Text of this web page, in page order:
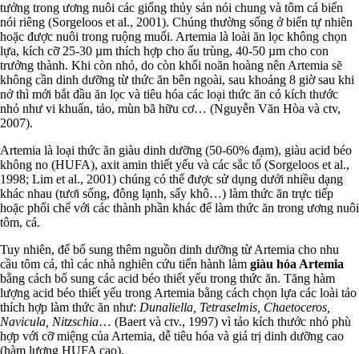
tưởng trong ương nuôi các giống thủy sản nói chung và tôm cá biển
nói riêng (Sorgeloos et al., 2001). Chúng thường sống ở biển tự nhiên
hoặc được nuôi trong ruộng muối. Artemia là loài ăn lọc không chọn
lựa, kích cỡ 25-30 µm thích hợp cho ấu trùng, 40-50 µm cho con
trưởng thành. Khi còn nhỏ, do còn khối noãn hoàng nên Artemia sẽ
không cần dinh dưỡng từ thức ăn bên ngoài, sau khoảng 8 giờ sau khi
nở thì mới bắt đầu ăn lọc và tiêu hóa các loại thức ăn có kích thước
nhỏ như vi khuẩn, tảo, mùn bã hữu cơ… (Nguyễn Văn Hòa và ctv,
2007).
Artemia là loại thức ăn giàu dinh dưỡng (50-60% đạm), giàu acid béo
không no (HUFA), axit amin thiết yếu và các sắc tố (Sorgeloos et al.,
1998; Lim et al., 2001) chúng có thể được sử dụng dưới nhiều dạng
khác nhau (tươi sống, đông lạnh, sấy khô…) làm thức ăn trực tiếp
hoặc phối chế với các thành phần khác để làm thức ăn trong ương nuôi
tôm, cá.
Tuy nhiên, để bổ sung thêm nguồn dinh dưỡng từ Artemia cho nhu
cầu tôm cá, thì các nhà nghiên cứu tiến hành làm giàu hóa Artemia
bằng cách bổ sung các acid béo thiết yếu trong thức ăn. Tăng hàm
lượng acid béo thiết yếu trong Artemia bằng cách chọn lựa các loài tảo
thích hợp làm thức ăn như: Dunaliella, Tetraselmis, Chaetoceros,
Navicula, Nitzschia… (Baert và ctv., 1997) vì tảo kích thước nhỏ phù
hợp với cỡ miệng của Artemia, dễ tiêu hóa và giá trị dinh dưỡng cao
(hàm lượng HUFA cao).